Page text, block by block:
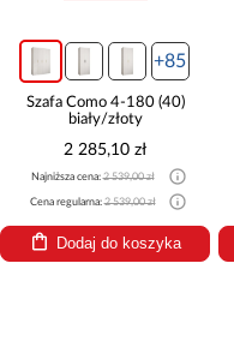
+85
Szafa Como 4-180 (40)
biały/złoty
2 285,10 zł
Najniższa cena:2 539,00 zł
Cena regularna:2 539,00 zł
Dodaj do koszyka